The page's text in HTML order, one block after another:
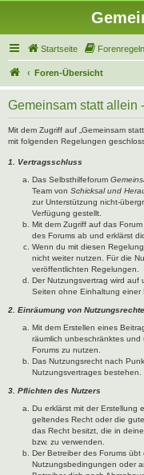
Startseite Forenregeln
Foren-Übersicht
Gemeinsam statt allein
Mit dem Zugriff auf „Gemeinsam
mit folgenden Regelungen
1. Vertragsschluss
Das Selbsthilfeforum
Team von Schicksal und
zur Unterstützung nicht-
Verfügung gestellt.
Mit dem Zugriff auf das
des Forums ab und erklärst
Wenn du mit diesen
nicht weiter nutzen. Für die
veröffentlichten Regelungen.
Der Nutzungsvertrag wird auf
Seiten ohne Einhaltung einer
2. Einräumung von
Mit dem Erstellen eines
räumlich unbeschränktes
Forums zu nutzen.
Das Nutzungsrecht nach
Nutzungsvertrages bestehen.
3. Pflichten des Nutzers
Du erklärst mit der Erstellung
geltendes Recht oder die
das Recht besitzt, die in
bzw. zu verwenden.
Der Betreiber des Forums
Nutzungsbedingungen oder